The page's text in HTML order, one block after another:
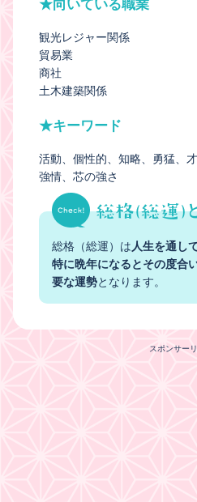
★向いている職業
観光レジャー関係
貿易業
商社
土木建築関係
★キーワード
活動 個性的 知略 勇猛
強情
芯の強さ
総格（総運）は 人生を通し
特に晩年になるとその度合
要な運勢となります。
スポンサー